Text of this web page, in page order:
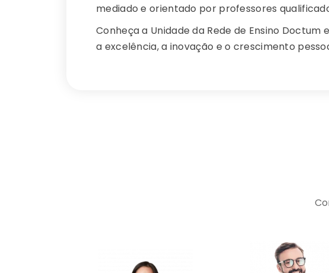
mediado e orientado por professores
Conheça a Unidade da Rede de Ensino
a excelência, a inovação e o crescimento